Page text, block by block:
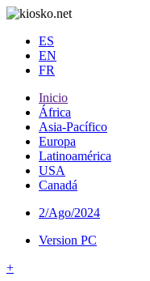
ES
EN
FR
Inicio
África
Asia-Pacífico
Europa
Latinoamérica
USA
Canadá
2/Ago/2024
Version PC
+